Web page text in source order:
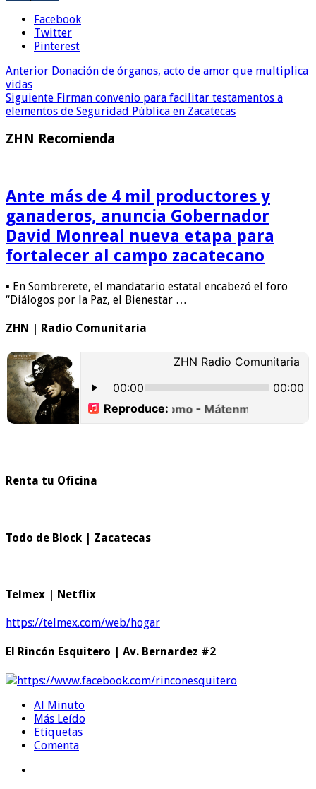
Facebook
Twitter
Pinterest
Anterior Donación de órganos, acto de amor que multiplica
vidas
Siguiente Firman convenio para facilitar testamentos a
elementos de Seguridad Pública en Zacatecas
ZHN Recomienda
Ante más de 4 mil productores y
ganaderos, anuncia Gobernador
David Monreal nueva etapa para
fortalecer al campo zacatecano
▪ En Sombrerete, el mandatario estatal encabezó el foro
“Diálogos por la Paz, el Bienestar …
ZHN | Radio Comunitaria
Renta tu Oficina
Todo de Block | Zacatecas
Telmex | Netflix
https://telmex.com/web/hogar
El Rincón Esquitero | Av. Bernardez #2
https://www.facebook.com/rinconesquitero
Al Minuto
Más Leído
Etiquetas
Comenta